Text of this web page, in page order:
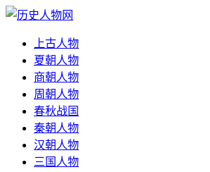
上古人物
夏朝人物
商朝人物
周朝人物
春秋战国
秦朝人物
汉朝人物
三国人物